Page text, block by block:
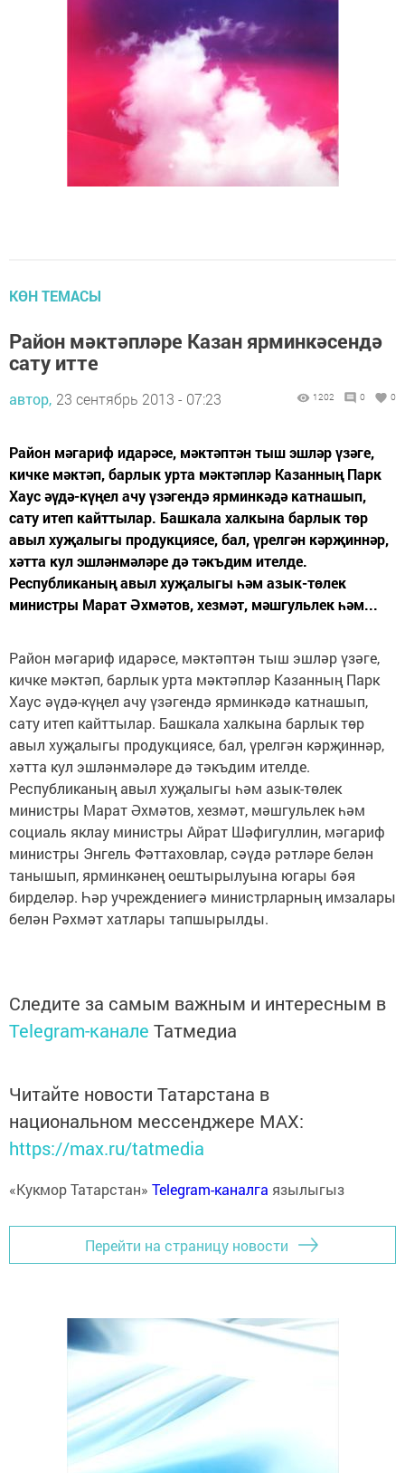
КӨН ТЕМАСЫ
Район мәктәпләре Казан ярминкәсендә
сату итте
автор, 23 сентябрь 2013 - 07:23 1202 0 0
Район мәгариф идарәсе, мәктәптән тыш эшләр үзәге,
кичке мәктәп, барлык урта мәктәпләр Казанның Парк
Хаус әүдә-күңел ачу үзәгендә ярминкәдә катнашып,
сату итеп кайттылар. Башкала халкына барлык төр
авыл хуҗалыгы продукциясе, бал, үрелгән кәрҗиннәр,
хәтта кул эшләнмәләре дә тәкъдим ителде.
Республиканың авыл хуҗалыгы һәм азык-төлек
министры Марат Әхмәтов, хезмәт, мәшгульлек һәм...
Район мәгариф идарәсе, мәктәптән тыш эшләр үзәге,
кичке мәктәп, барлык урта мәктәпләр Казанның Парк
Хаус әүдә-күңел ачу үзәгендә ярминкәдә катнашып,
сату итеп кайттылар. Башкала халкына барлык төр
авыл хуҗалыгы продукциясе, бал, үрелгән кәрҗиннәр,
хәтта кул эшләнмәләре дә тәкъдим ителде.
Республиканың авыл хуҗалыгы һәм азык-төлек
министры Марат Әхмәтов, хезмәт, мәшгульлек һәм
социаль яклау министры Айрат Шәфигуллин, мәгариф
министры Энгель Фәттаховлар, сәүдә рәтләре белән
танышып, ярминкәнең оештырылуына югары бәя
бирделәр. Һәр учреждениегә министрларның имзалары
белән Рәхмәт хатлары тапшырылды.
Следите за самым важным и интересным в
Telegram-канале Татмедиа
Читайте новости Татарстана в
национальном мессенджере MАХ:
https://max.ru/tatmedia
«Кукмор Татарстан» Telegram-каналга язылыгыз
Перейти на страницу новости